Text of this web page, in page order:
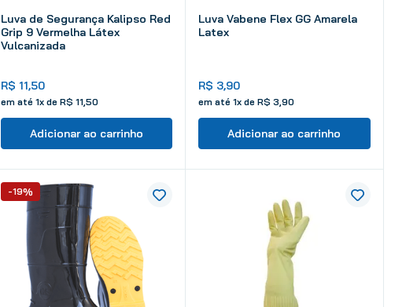
Luva de Segurança Kalipso Red
Grip 9 Vermelha Látex
Vulcanizada
R$ 11,50
em até 1x de R$ 11, 50
Adicionar ao carrinho
Luva Vabene Flex GG Amarela
Latex
R$ 3,90
em até 1x de R$ 3 90
Adicionar ao carrinho
-19%